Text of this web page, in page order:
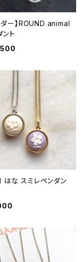
ダー】ROUND animal
ント
はな スミレペンダン